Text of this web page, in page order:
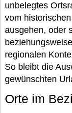
unbelegtes
vom
ausgehen, oder
regionalen
So bleibt die
gewünschten
Orte im